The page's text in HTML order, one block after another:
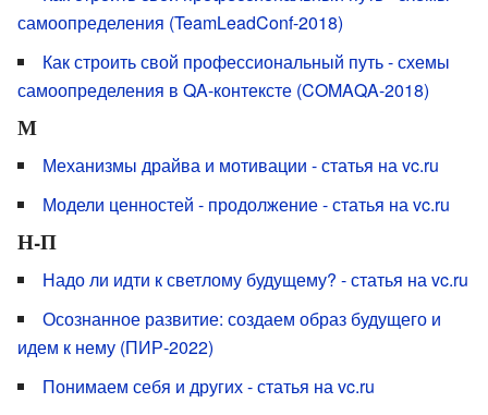
самоопределения (TeamLeadConf-2018)
Как строить свой профессиональный путь - схемы
самоопределения в QA-контексте (COMAQA-2018)
М
Механизмы драйва и мотивации - статья на vc.ru
Модели ценностей - продолжение - статья на vc.ru
Н-П
Надо ли идти к светлому будущему? - статья на vc.ru
Осознанное развитие: создаем образ будущего и
идем к нему (ПИР-2022)
Понимаем себя и других - статья на vc.ru